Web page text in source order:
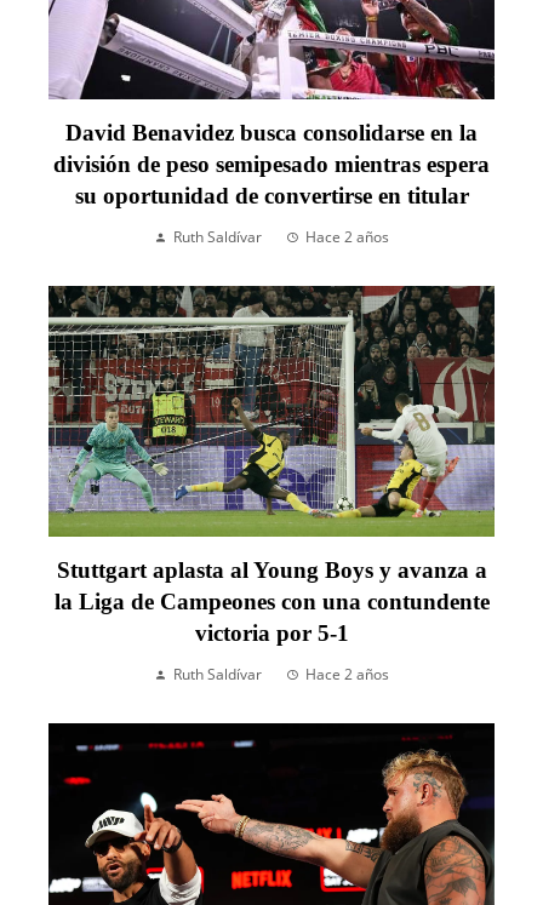
David Benavidez busca consolidarse en la
división de peso semipesado mientras espera
su oportunidad de convertirse en titular
Ruth Saldívar Hace 2 años
Stuttgart aplasta al Young Boys y avanza a
la Liga de Campeones con una contundente
victoria por 5-1
Ruth Saldívar Hace 2 años